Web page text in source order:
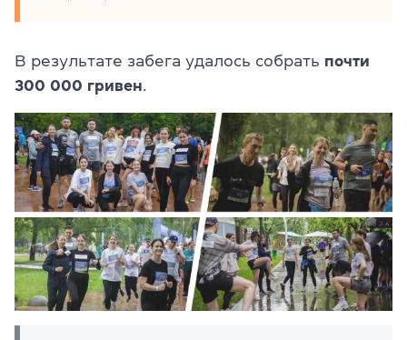
В результате забега удалось собрать почти
300 000 гривен.